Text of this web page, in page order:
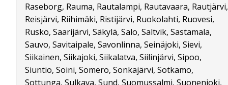
Raseborg, Rauma, Rautalampi, Rautavaara, Rautjärvi,
Reisjärvi, Riihimäki, Ristijärvi, Ruokolahti, Ruovesi,
Rusko, Saarijärvi, Säkylä, Salo, Saltvik, Sastamala,
Sauvo, Savitaipale, Savonlinna, Seinäjoki, Sievi,
Siikainen, Siikajoki, Siikalatva, Siilinjärvi, Sipoo,
Siuntio, Soini, Somero, Sonkajärvi, Sotkamo,
Sottunga, Sulkava, Sund, Suomussalmi, Suonenjoki,